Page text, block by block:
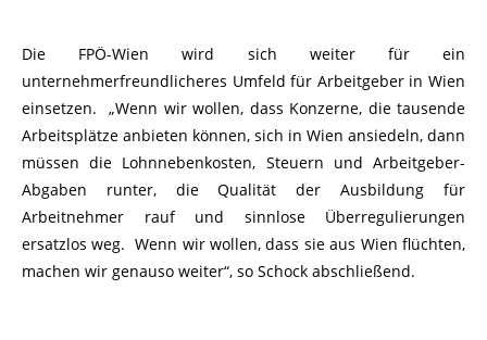
Die FPÖ-Wien wird sich weiter für ein
unternehmerfreundlicheres Umfeld für Arbeitgeber in Wien
einsetzen. „Wenn wir wollen, dass Konzerne, die tausende
Arbeitsplätze anbieten können, sich in Wien ansiedeln, dann
müssen die Lohnnebenkosten, Steuern und Arbeitgeber-
Abgaben runter, die Qualität der Ausbildung für
Arbeitnehmer rauf und sinnlose Überregulierungen
ersatzlos weg. Wenn wir wollen, dass sie aus Wien flüchten,
machen wir genauso weiter“, so Schock abschließend.